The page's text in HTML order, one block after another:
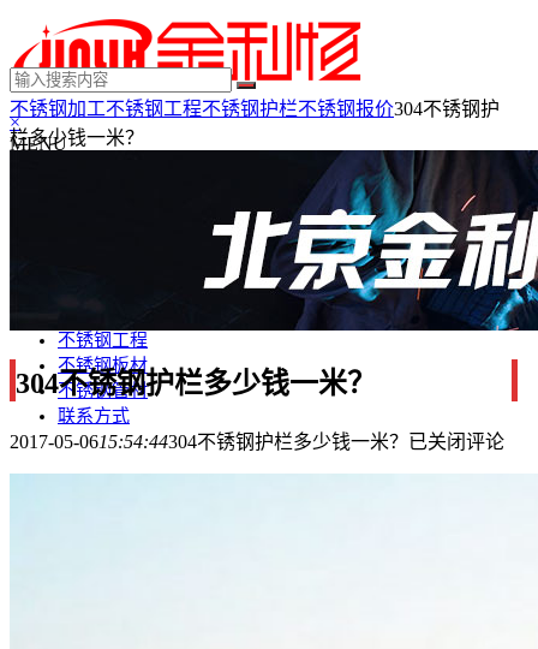
×
MENU
不锈钢踢脚线
不锈钢电梯门套
不锈钢工程
不锈钢板材
不锈钢管材
联系方式
不锈钢加工不锈钢工程不锈钢护栏不锈钢报价304不锈钢护
栏多少钱一米？
304不锈钢护栏多少钱一米？
2017-05-0615:54:44304不锈钢护栏多少钱一米？ 已关闭评论